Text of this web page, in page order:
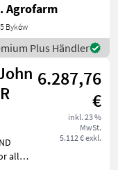
-
Agrofarm
Byków
Plus Händler
6.287,76
€
inkl. 23 %
MwSt.
5.112 € exkl.
all